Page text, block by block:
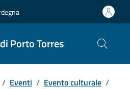
Porto Torres
/ Eventi / Evento culturale /